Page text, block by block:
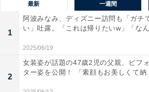
最新 一週間
1
阿波みなみ、ディズニー訪問も「ガチ
い」吐露。「これは帰りたいw」「な
2025/06/19
2
女装姿が話題の47歳2児の父親、ビフ
ター姿を公開！ 「素顔もお美しくて納